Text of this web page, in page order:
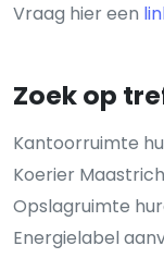
Vraag hier een
Zoek op
Kantoorruimte
Koerier
Opslagruimte
Energielabel